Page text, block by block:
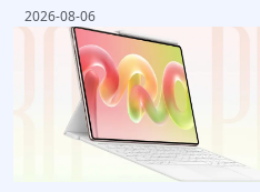
2026-08-06